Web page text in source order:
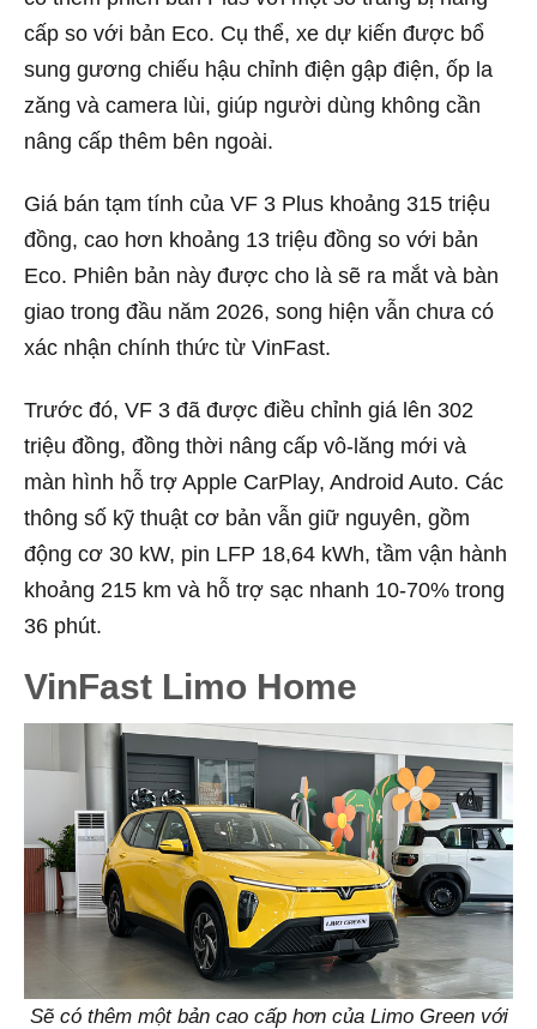
cấp so với bản Eco. Cụ thể, xe dự kiến được bổ
sung gương chiếu hậu chỉnh điện gập điện, ốp la
zăng và camera lùi, giúp người dùng không cần
nâng cấp thêm bên ngoài.
Giá bán tạm tính của VF 3 Plus khoảng 315 triệu
đồng, cao hơn khoảng 13 triệu đồng so với bản
Eco. Phiên bản này được cho là sẽ ra mắt và bàn
giao trong đầu năm 2026, song hiện vẫn chưa có
xác nhận chính thức từ VinFast.
Trước đó, VF 3 đã được điều chỉnh giá lên 302
triệu đồng, đồng thời nâng cấp vô-lăng mới và
màn hình hỗ trợ Apple CarPlay, Android Auto. Các
thông số kỹ thuật cơ bản vẫn giữ nguyên, gồm
động cơ 30 kW, pin LFP 18,64 kWh, tầm vận hành
khoảng 215 km và hỗ trợ sạc nhanh 10-70% trong
36 phút.
VinFast Limo Home
Sẽ có thêm một bản cao cấp hơn của Limo Green với